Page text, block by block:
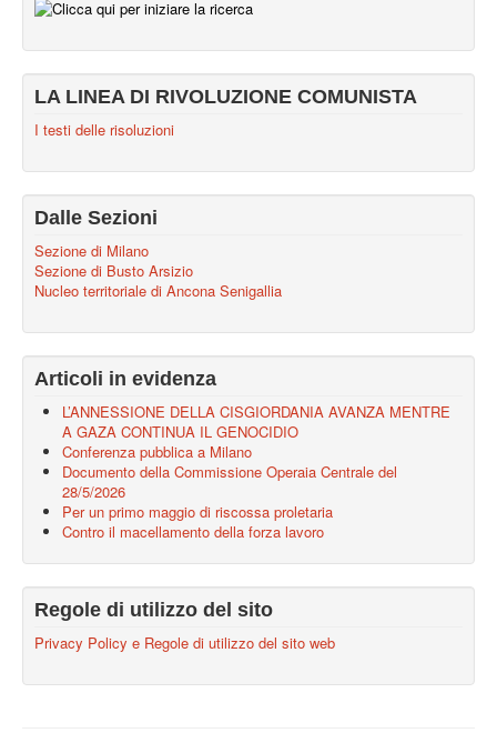
LA LINEA DI RIVOLUZIONE COMUNISTA
I testi delle risoluzioni
Dalle Sezioni
Sezione di Milano
Sezione di Busto Arsizio
Nucleo territoriale di Ancona Senigallia
Articoli in evidenza
L’ANNESSIONE DELLA CISGIORDANIA AVANZA MENTRE
A GAZA CONTINUA IL GENOCIDIO
Conferenza pubblica a Milano
Documento della Commissione Operaia Centrale del
28/5/2026
Per un primo maggio di riscossa proletaria
Contro il macellamento della forza lavoro
Regole di utilizzo del sito
Privacy Policy e Regole di utilizzo del sito web